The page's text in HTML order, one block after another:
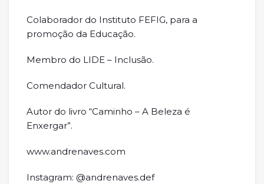
Colaborador do Instituto FEFIG, para a
promoção da Educação.
Membro do LIDE – Inclusão.
Comendador Cultural.
Autor do livro “Caminho – A Beleza é
Enxergar”.
www.andrenaves.com
Instagram: @andrenaves.def